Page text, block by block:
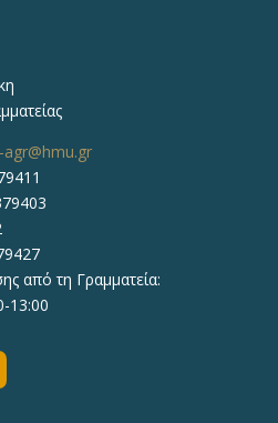
από τη Γραμματεία:
13:00